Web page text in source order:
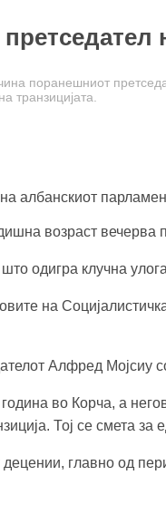
поранешниот
транзицијата.
возраст вечерва
одигра клучна
на
Алфред Мојсиу
во Корча, а
Тој се смета
главно од